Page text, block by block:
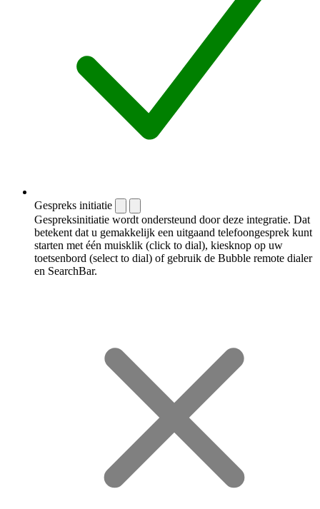
Gespreks initiatie
Gespreksinitiatie wordt ondersteund door deze integratie. Dat
betekent dat u gemakkelijk een uitgaand telefoongesprek kunt
starten met één muisklik (click to dial), kiesknop op uw
toetsenbord (select to dial) of gebruik de Bubble remote dialer
en SearchBar.